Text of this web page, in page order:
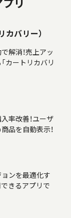
リ
カバリー）
解消！売上アッ
カートリカバリ
率改善！ユーザ
品を自動表示！
ンを最適化す
きるアプリで